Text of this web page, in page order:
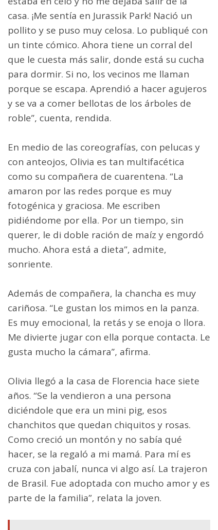
casa. ¡Me sentía en Jurassik Park! Nació un
pollito y se puso muy celosa. Lo publiqué con
un tinte cómico. Ahora tiene un corral del
que le cuesta más salir, donde está su cucha
para dormir. Si no, los vecinos me llaman
porque se escapa. Aprendió a hacer agujeros
y se va a comer bellotas de los árboles de
roble”, cuenta, rendida.
En medio de las coreografías, con pelucas y
con anteojos, Olivia es tan multifacética
como su compañera de cuarentena. “La
amaron por las redes porque es muy
fotogénica y graciosa. Me escriben
pidiéndome por ella. Por un tiempo, sin
querer, le di doble ración de maíz y engordó
mucho. Ahora está a dieta”, admite,
sonriente.
Además de compañera, la chancha es muy
cariñosa. “Le gustan los mimos en la panza.
Es muy emocional, la retás y se enoja o llora.
Me divierte jugar con ella porque contacta. Le
gusta mucho la cámara”, afirma.
Olivia llegó a la casa de Florencia hace siete
años. “Se la vendieron a una persona
diciéndole que era un mini pig, esos
chanchitos que quedan chiquitos y rosas.
Como creció un montón y no sabía qué
hacer, se la regaló a mi mamá. Para mí es
cruza con jabalí, nunca vi algo así. La trajeron
de Brasil. Fue adoptada con mucho amor y es
parte de la familia”, relata la joven.